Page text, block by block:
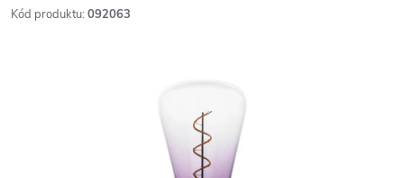
Kód produktu: 092063